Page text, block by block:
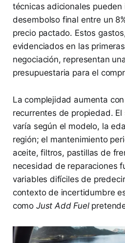
técnicas adicionales pueden
desembolso final entre un
precio pactado. Estos
evidenciados en las
negociación, representan
presupuestaria para el
La complejidad aumenta
recurrentes de propiedad. El
varía según el modelo, la
región; el mantenimiento
aceite, filtros, pastillas de
necesidad de reparaciones
variables difíciles de
contexto de incertidumbre
como Just Add Fuel